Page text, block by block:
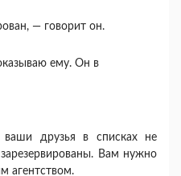
— говорит он.
ему. Он в
друзья в списках не
Вам нужно
агент­ством.